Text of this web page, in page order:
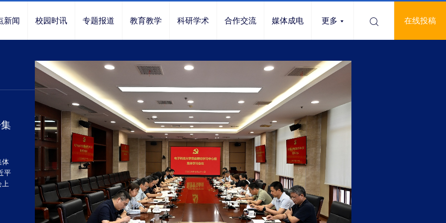
新闻 校园时讯 专题报道 教育教学 科研学术 合作交流 媒体成电 更多 在线投稿
层